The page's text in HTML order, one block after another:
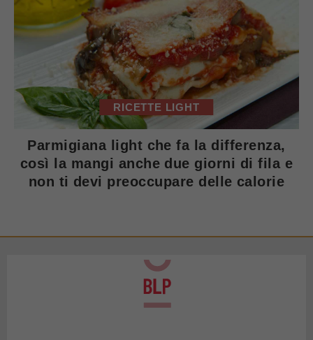
RICETTE LIGHT
Parmigiana light che fa la differenza,
così la mangi anche due giorni di fila e
non ti devi preoccupare delle calorie